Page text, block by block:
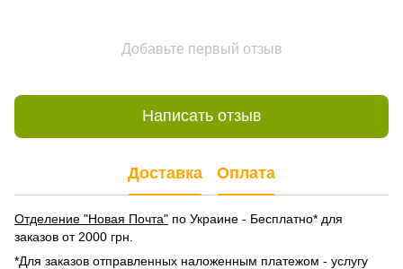
Добавьте первый отзыв
Написать отзыв
Доставка Оплата
Отделение "Новая Почта" по Украине - Бесплатно* для
заказов от 2000 грн.
*Для заказов отправленных наложенным платежом - услугу